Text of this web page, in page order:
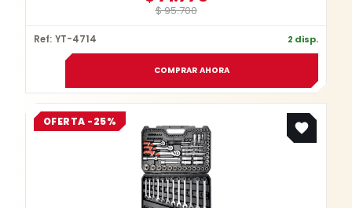
$95.700
Ref: YT-4714 2 disp.
COMPRAR AHORA
OFERTA -25%
price
was:
$ 857.200.
price
is:
$ 642.900.